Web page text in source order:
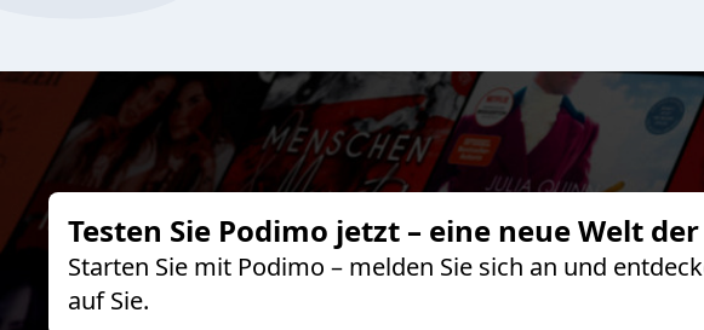
Testen Sie Podimo jetzt – eine neue Welt
Starten Sie mit Podimo – melden Sie sich an und
auf Sie.